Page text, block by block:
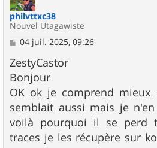
philvttxc38
Nouvel Utagawiste
M
s
s
a
g
e
04 juil. 2025, 09:26
ZestyCastor
Bonjour
OK ok je comprend
semblait aussi mais je
voilà pourquoi il se perd
traces je les récupère sur